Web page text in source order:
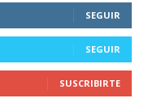
SEGUIR
SEGUIR
SUSCRIBIRTE